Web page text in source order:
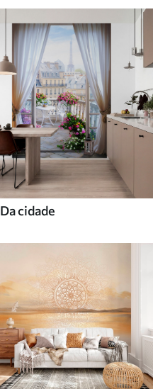
Da cidade